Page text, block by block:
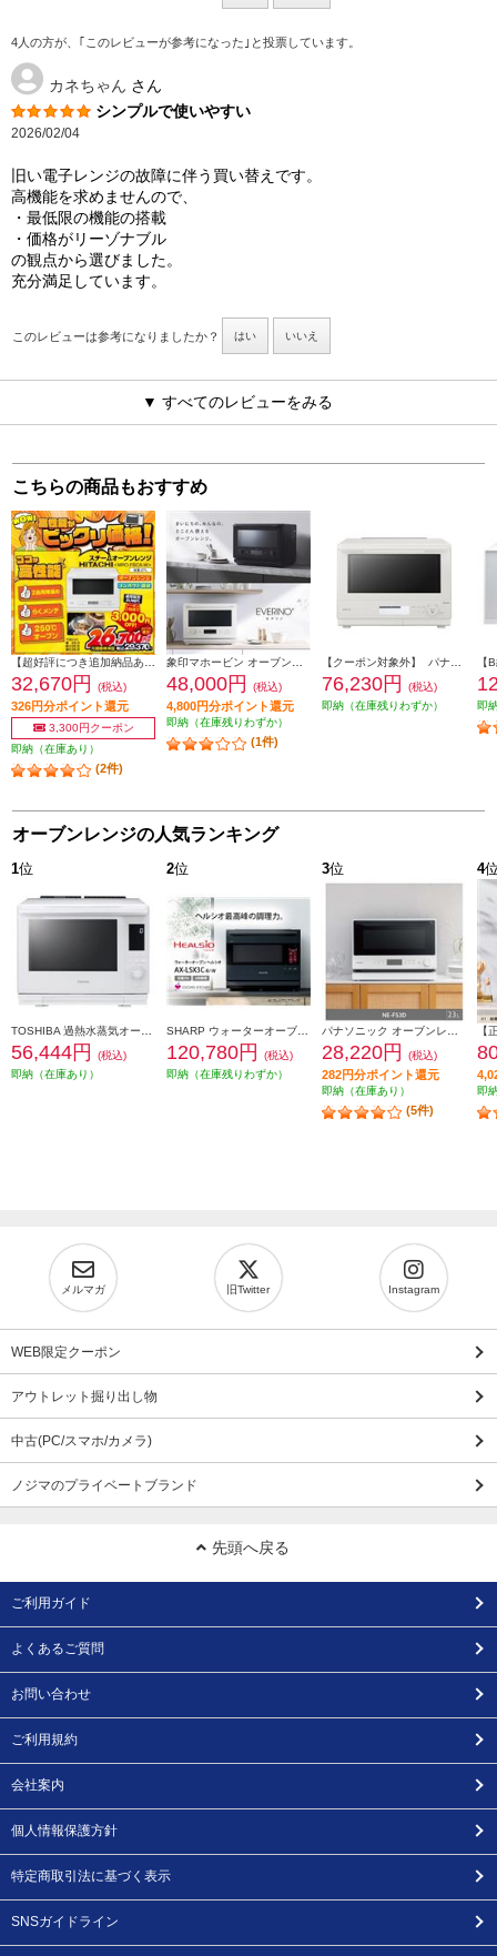
4人の方が、｢このレビューが参考になった｣と投票しています。
カネちゃん さん
シンプルで使いやすい
2026/02/04
旧い電子レンジの故障に伴う買い替えです。
高機能を求めませんので、
・最低限の機能の搭載
・価格がリーゾナブル
の観点から選びました。
充分満足しています。
このレビューは参考になりましたか？ はい いいえ
▼ すべてのレビューをみる
こちらの商品もおすすめ
32,670円 (税込)
326円分ポイント還元
3,300円クーポン
即納（在庫あり）
(2件)
48,000円 (税込)
4,800円分ポイント還元
即納（在庫残りわずか）
(1件)
76,230円
(税込)
即納（在庫残りわずか）
即
オーブンレンジの人気ランキング
1位
56,444円
(税込)
即納（在庫あり）
2位
120,780円
(税込)
即納（在庫残りわずか）
3位
28,220円 (税込)
282円分ポイント還元
即納（在庫あり）
(5件)
4
即
メルマガ 旧Twitter Instagram
WEB限定クーポン
アウトレット掘り出し物
中古(PC/スマホ/カメラ)
ノジマのプライベートブランド
先頭へ戻る
ご利用ガイド
よくあるご質問
お問い合わせ
ご利用規約
会社案内
個人情報保護方針
特定商取引法に基づく表示
SNSガイドライン